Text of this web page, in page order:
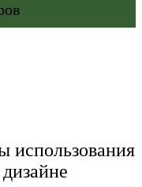
использования